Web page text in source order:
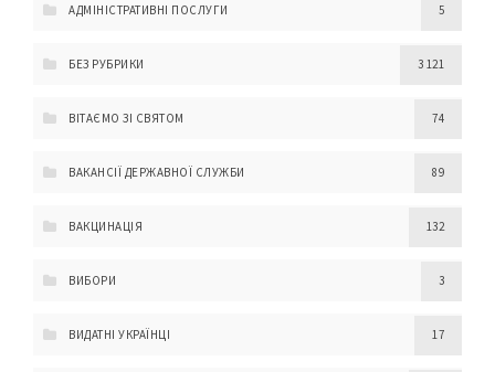
АДМІНІСТРАТИВНІ ПОСЛУГИ 5
БЕЗ РУБРИКИ 3 121
ВІТАЄМО ЗІ СВЯТОМ 74
ВАКАНСІЇ ДЕРЖАВНОЇ СЛУЖБИ 89
ВАКЦИНАЦІЯ 132
ВИБОРИ 3
ВИДАТНІ УКРАЇНЦІ 17